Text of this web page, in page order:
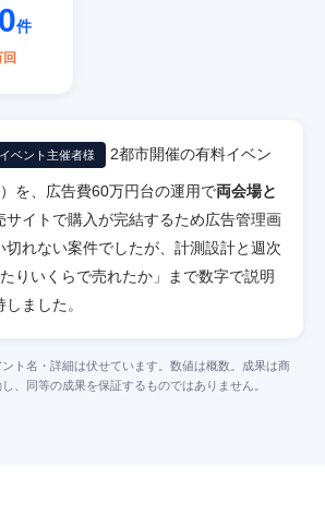
件
ベント主催者様 2都市開催の有料イベン
を、広告費60万円台の運用で両会場と
サイトで購入が完結するため広告管理画
切れない案件でしたが、計測設計と週次
りいくらで売れたか」まで数字で説明
ました。
ト名・詳細は伏せています。数値は概数。成果は商
、同等の成果を保証するものではありません。